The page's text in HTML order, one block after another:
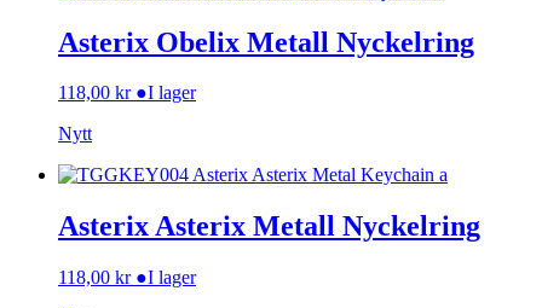
Asterix Obelix Metall Nyckelring
118,00 kr ●I lager
Nytt
Asterix Asterix Metall Nyckelring
118,00 kr ●I lager